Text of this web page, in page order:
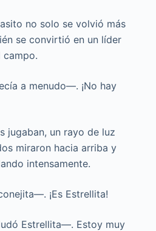
no solo se volvió más
se convirtió en un líder
campo.
a menudo—. ¡No hay
jugaban, un rayo de luz
miraron hacia arriba y
intensamente.
¡Es Estrellita!
Estrellita—. Estoy muy